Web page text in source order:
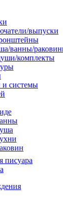
выпуски
ванны/
комплекты
и системы
писуара